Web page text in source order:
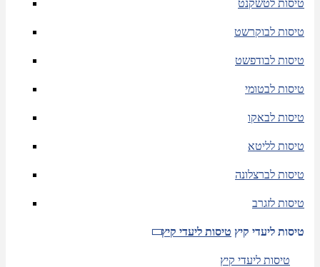
טיסות לטשקנט
טיסות לבוקרשט
טיסות לבודפשט
טיסות לבטומי
טיסות לבאקו
טיסות לליטא
טיסות לברצלונה
טיסות לזגרב
טיסות ליעדי קיץ טיסות ליעדי קיץ
טיסות ליעדי קיץ